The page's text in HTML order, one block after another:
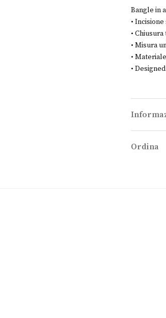
Bangle in
•
•
• Misura
•
•
Ordina